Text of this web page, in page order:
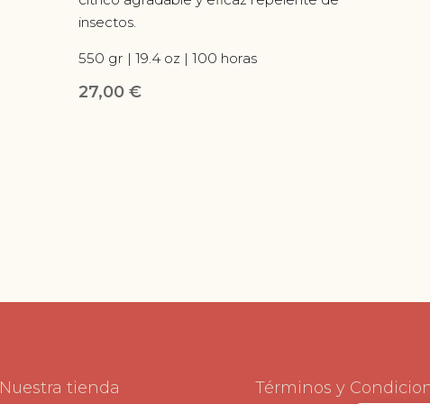
insectos.
550 gr | 19.4 oz | 100 horas
27,00 €
Nuestra tienda Términos y